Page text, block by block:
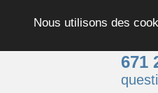
Nous utilisons des
671